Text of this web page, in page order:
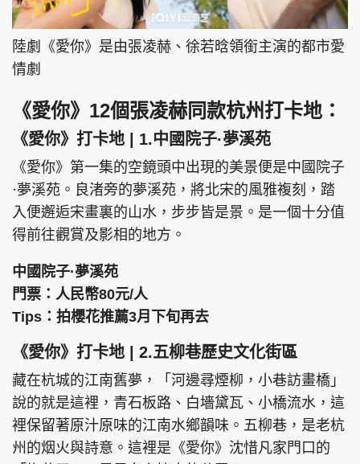
隱私政策聲明
陸劇《愛你》是由張凌赫、徐若晗領銜主演的都市愛
情劇
《愛你》12個張凌赫同款杭州打卡地：
《愛你》打卡地 | 1.中國院子·夢溪苑
《愛你》第一集的空鏡頭中出現的美景便是中國院子
·夢溪苑。良渚旁的夢溪苑，將北宋的風雅複刻，踏
入便邂逅宋畫裏的山水，步步皆是景。是一個十分值
得前往觀賞及影相的地方。
中國院子·夢溪苑
門票：人民幣80元/人
Tips：拍櫻花推薦3月下旬再去
《愛你》打卡地 | 2.五柳巷歷史文化街區
藏在杭城的江南舊夢，「河邊尋煙柳，小巷訪畫橋」
說的就是這裡，青石板路、白墻黛瓦、小橋流水，這
裡保留著原汁原味的江南水鄉韻味。五柳巷，是老杭
州的烟火與詩意。這裡是《愛你》沈惜凡家門口的